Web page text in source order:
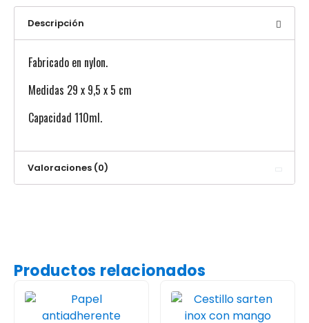
Descripción
Fabricado en nylon.
Medidas 29 x 9,5 x 5 cm
Capacidad 110ml.
Valoraciones (0)
Productos relacionados